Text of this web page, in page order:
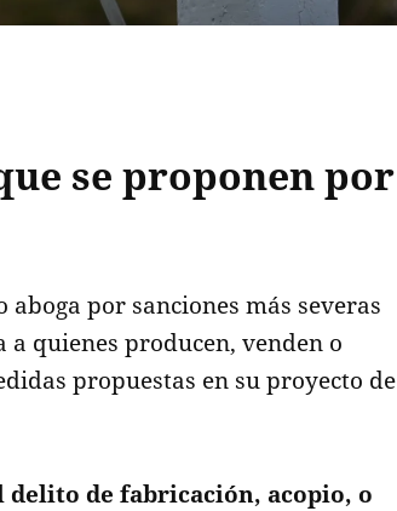
se proponen por
por sanciones más severas
quienes producen, venden o
propuestas en su proyecto de
delito de fabricación, acopio, o